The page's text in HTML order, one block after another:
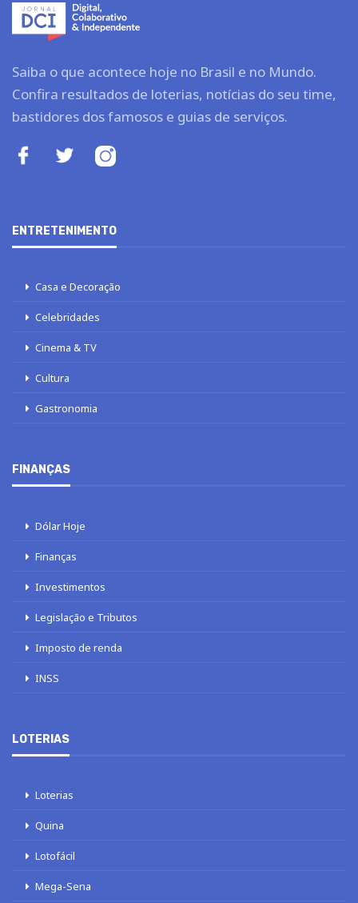
Saiba o que acontece hoje no Brasil e no Mundo.
Confira resultados de loterias, notícias do seu time,
bastidores dos famosos e guias de serviços.
ENTRETENIMENTO
Casa e Decoração
Celebridades
Cinema & TV
Cultura
Gastronomia
FINANÇAS
Dólar Hoje
Finanças
Investimentos
Legislação e Tributos
Imposto de renda
INSS
LOTERIAS
Loterias
Quina
Lotofácil
Mega-Sena